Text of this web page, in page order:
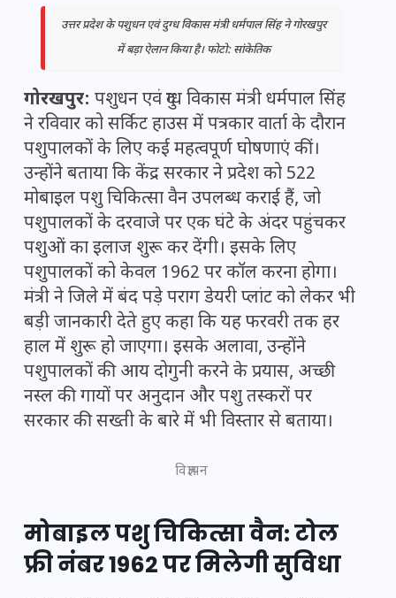
उत्तर प्रदेश के पशुधन एवं दुग्ध विकास मंत्री धर्मपाल सिंह ने गोरखपुर
में बड़ा ऐलान किया है। फोटो: सांकेतिक
गोरखपुर: पशुधन एवं दुग्ध विकास मंत्री धर्मपाल सिंह
ने रविवार को सर्किट हाउस में पत्रकार वार्ता के दौरान
पशुपालकों के लिए कई महत्वपूर्ण घोषणाएं कीं।
उन्होंने बताया कि केंद्र सरकार ने प्रदेश को 522
मोबाइल पशु चिकित्सा वैन उपलब्ध कराई हैं, जो
पशुपालकों के दरवाजे पर एक घंटे के अंदर पहुंचकर
पशुओं का इलाज शुरू कर देंगी। इसके लिए
पशुपालकों को केवल 1962 पर कॉल करना होगा।
मंत्री ने जिले में बंद पड़े पराग डेयरी प्लांट को लेकर भी
बड़ी जानकारी देते हुए कहा कि यह फरवरी तक हर
हाल में शुरू हो जाएगा। इसके अलावा, उन्होंने
पशुपालकों की आय दोगुनी करने के प्रयास, अच्छी
नस्ल की गायों पर अनुदान और पशु तस्करों पर
सरकार की सख्ती के बारे में भी विस्तार से बताया।
विज्ञापन
मोबाइल पशु चिकित्सा वैन: टोल
फ्री नंबर 1962 पर मिलेगी सुविधा